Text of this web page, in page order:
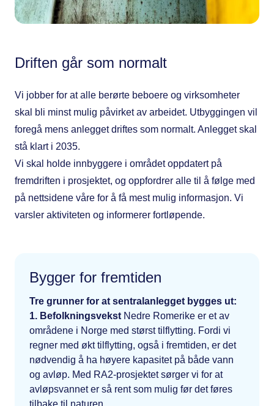
Driften går som normalt
Vi jobber for at alle berørte beboere og virksomheter
skal bli minst mulig påvirket av arbeidet. Utbyggingen vil
foregå mens anlegget driftes som normalt. Anlegget skal
stå klart i 2035.
Vi skal holde innbyggere i området oppdatert på
fremdriften i prosjektet, og oppfordrer alle ​til å følge med
på nettsidene våre for å få mest mulig informasjon. Vi
varsler aktiviteten og informerer fortløpende.
Bygger for fremtiden
Tre grunner for at sentralanlegget bygges ut:
1. Befolkningsvekst​ Nedre Romerike er et av
områdene i Norge med størst tilflytting. Fordi vi
regner med økt tilflytting, også i fremtiden, er det
nødvendig å ha høyere kapasitet på både vann
og avløp. Med RA2-prosjektet sørger vi for at
avløpsvannet er så rent som mulig før det føres
tilbake til naturen.